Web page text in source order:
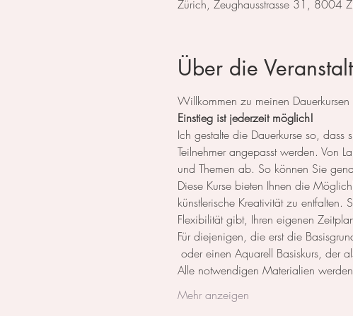
Zürich, Zeughausstrasse 31, 8004
Über die
Willkommen zu meinen
Einstieg ist jederzeit möglich!
Ich gestalte die Dauerkurse so,
Teilnehmer angepasst werden. Von
und Themen ab. So können Sie
Diese Kurse bieten Ihnen die
künstlerische Kreativität zu
Flexibilität gibt, Ihren eigenen
Für diejenigen, die erst die
oder einen Aquarell Basiskurs, der
Alle notwendigen Materialien
Mehr anzeigen